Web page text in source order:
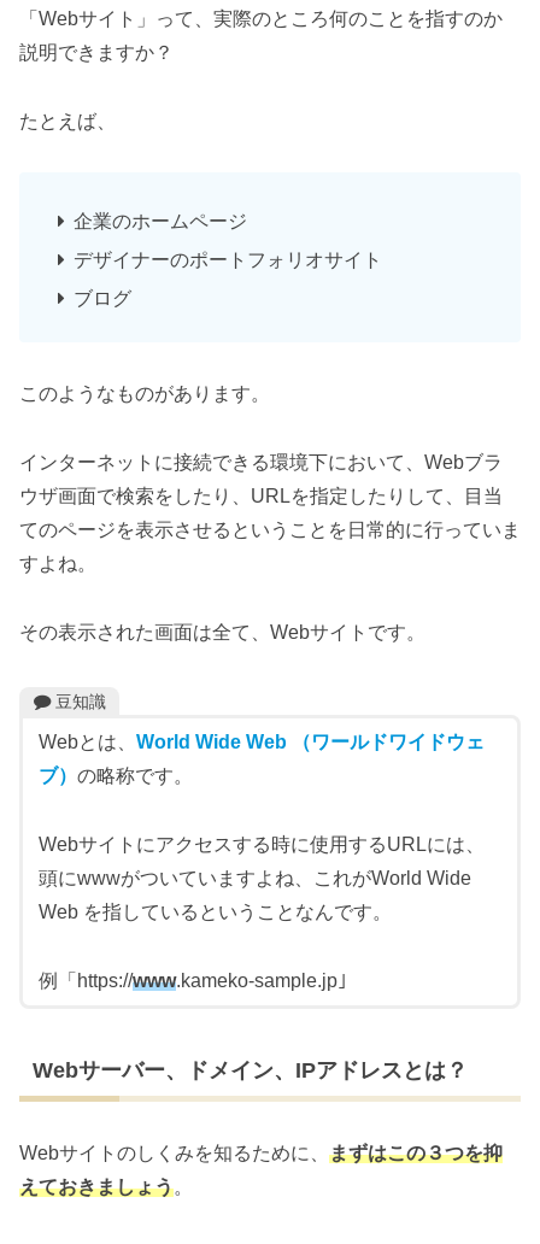
「Webサイト」って、実際のところ何のことを指すのか
説明できますか？
たとえば、
企業のホームページ
デザイナーのポートフォリオサイト
ブログ
このようなものがあります。
インターネットに接続できる環境下において、Webブラ
ウザ画面で検索をしたり、URLを指定したりして、目当
てのページを表示させるということを日常的に行っていま
すよね。
その表示された画面は全て、Webサイトです。
豆知識
Webとは、 World Wide Web （ワールドワイドウェ
ブ） の略称です。
Webサイトにアクセスする時に使用するURLには、
頭にwwwがついていますよね、これがWorld Wide
Web を指しているということなんです。
例「https://www.kameko-sample.jp｣
Webサーバー、ドメイン、IPアドレスとは？
Webサイトのしくみを知るために、 まずはこの３つを抑
えておきましょう。